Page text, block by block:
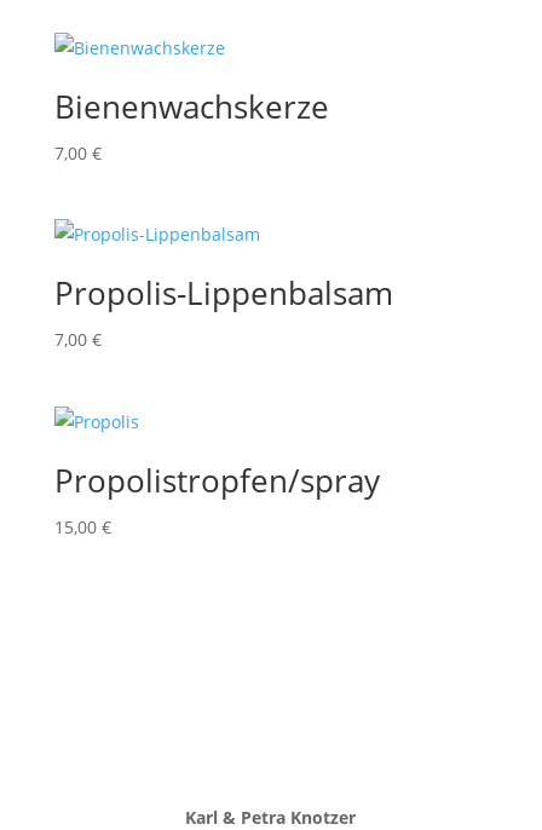
Bienenwachskerze
7,00 €
Propolis-Lippenbalsam
7,00 €
Propolistropfen/spray
15,00 €
Karl & Petra Knotzer